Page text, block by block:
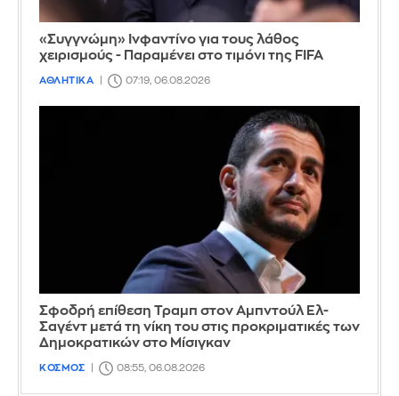
«Συγγνώμη» Ινφαντίνο για τους λάθος
χειρισμούς - Παραμένει στο τιμόνι της FIFA
ΑΘΛΗΤΙΚΑ 07:19, 06.08.2026
Σφοδρή επίθεση Τραμπ στον Αμπντούλ Ελ-
Σαγέντ μετά τη νίκη του στις προκριματικές των
Δημοκρατικών στο Μίσιγκαν
ΚΟΣΜΟΣ 08:55, 06.08.2026